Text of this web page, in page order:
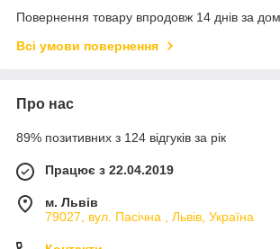
Повернення товару впродовж 14 днів за
Всі умови повернення
Про нас
89% позитивних з 124 відгуків за рік
Працює з 22.04.2019
м. Львів
79027, вул. Пасічна , Львів, Україна